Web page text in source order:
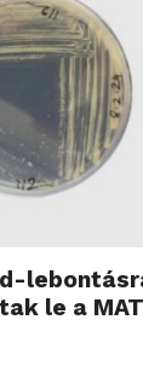
le a